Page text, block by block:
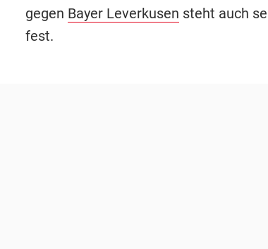
gegen Bayer Leverkusen steht auch
fest.